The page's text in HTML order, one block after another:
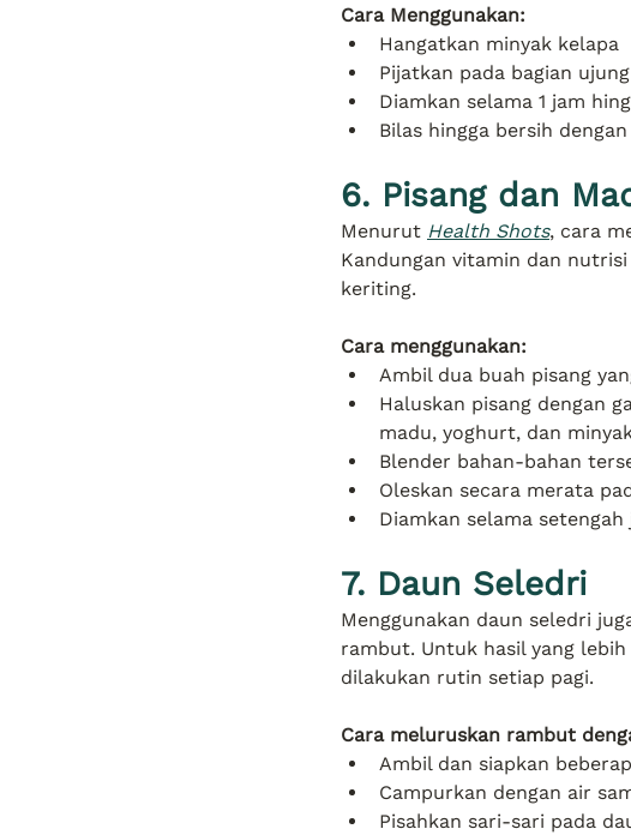
Cara Menggunakan:
Hangatkan minyak kelapa
Pijatkan pada bagian
Diamkan selama 1 jam
Bilas hingga bersih
6. Pisang dan
Menurut Health Shots, cara
Kandungan vitamin dan
keriting.
Cara menggunakan:
Ambil dua buah pisang
Haluskan pisang dengan
madu, yoghurt, dan
Blender bahan-bahan
Oleskan secara merata
Diamkan selama
7. Daun Seledri
Menggunakan daun seledri
rambut. Untuk hasil yang
dilakukan rutin setiap pagi.
Cara meluruskan rambut
Ambil dan siapkan
Campurkan dengan air
Pisahkan sari-sari pada